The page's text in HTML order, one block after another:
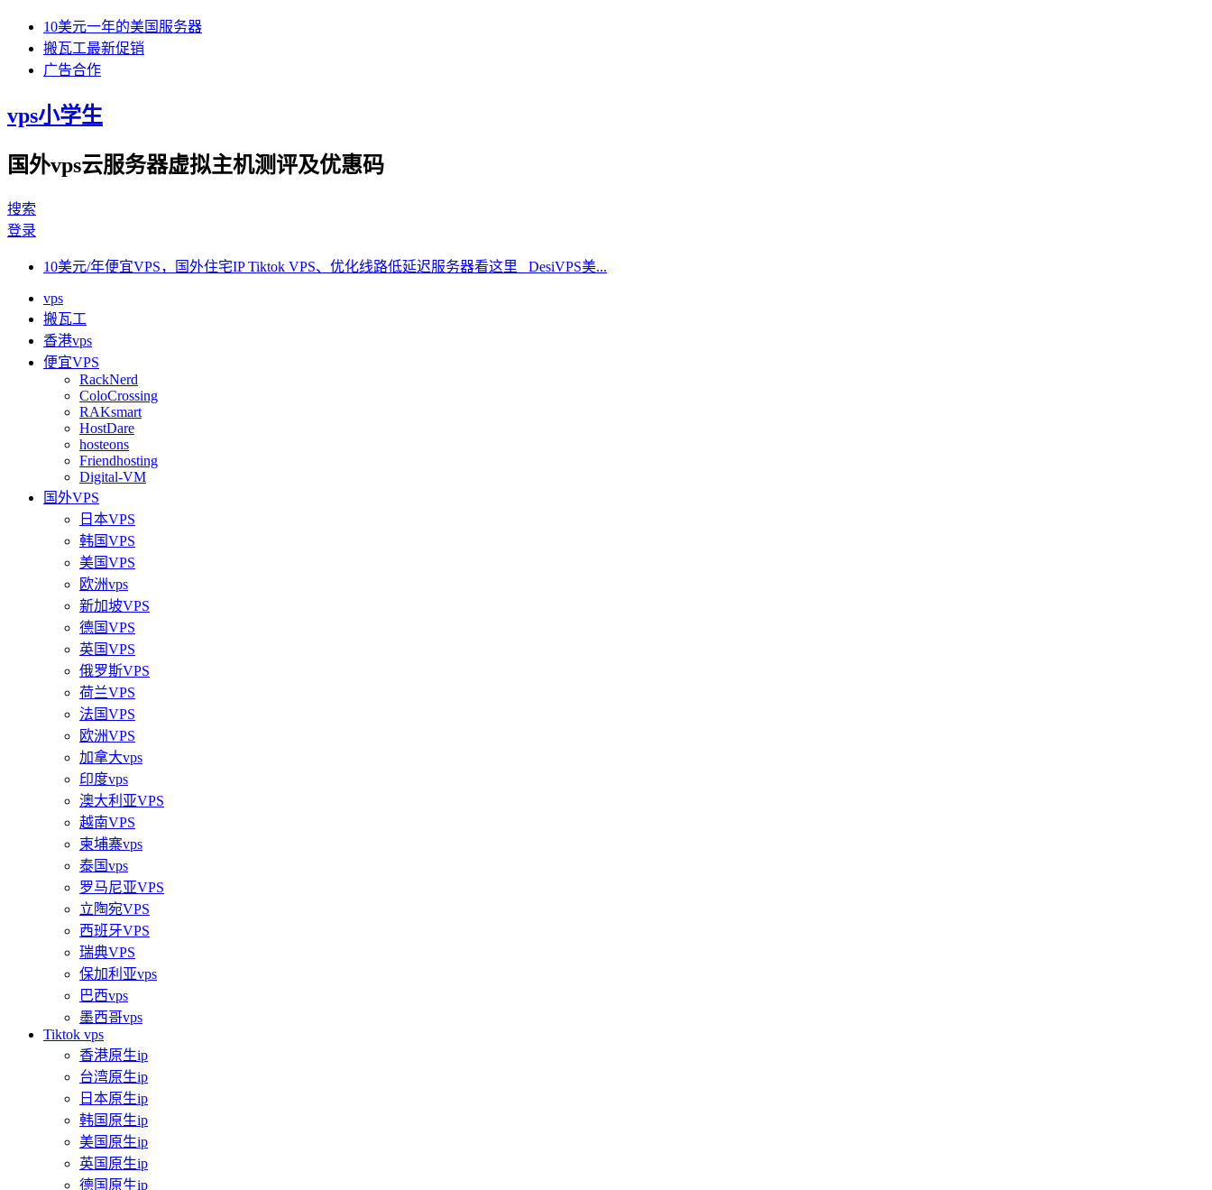
10美元一年的美国服务器
搬瓦工最新促销
广告合作
vps小学生
国外vps云服务器虚拟主机测评及优惠码
搜索
登录
10美元/年便宜VPS，国外住宅IP Tiktok VPS、优化线路低延迟服务器看这里 DesiVPS美...
vps
搬瓦工
香港vps
便宜VPS
RackNerd
ColoCrossing
RAKsmart
HostDare
hosteons
Friendhosting
Digital-VM
国外VPS
日本VPS
韩国VPS
美国VPS
欧洲vps
新加坡VPS
德国VPS
英国VPS
俄罗斯VPS
荷兰VPS
法国VPS
欧洲VPS
加拿大vps
印度vps
澳大利亚VPS
越南VPS
柬埔寨vps
泰国vps
罗马尼亚VPS
立陶宛VPS
西班牙VPS
瑞典VPS
保加利亚vps
巴西vps
墨西哥vps
Tiktok vps
香港原生ip
台湾原生ip
日本原生ip
韩国原生ip
美国原生ip
英国原生ip
德国原生ip